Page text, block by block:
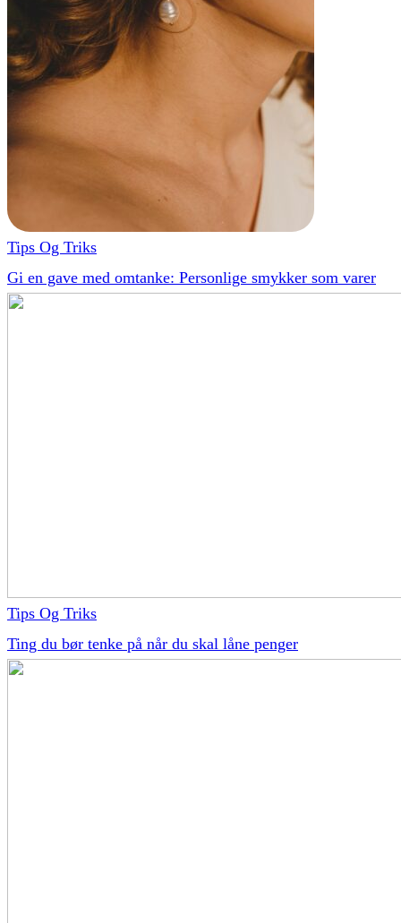
Tips Og Triks
Gi en gave med omtanke: Personlige smykker som varer
Tips Og Triks
Ting du bør tenke på når du skal låne penger